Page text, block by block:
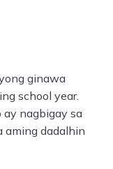
ginawa
school year.
nagbigay sa
aming dadalhin